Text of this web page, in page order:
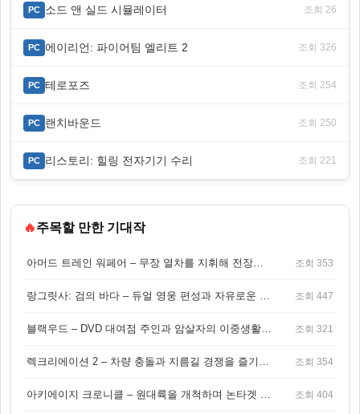
PC 소드 앤 실드 시뮬레이터 조회 26
PC 에이리언: 파이어팀 엘리트 2 조회 326
PC 테로포즈 조회 254
PC 랜치바운드 조회 250
PC 리스토리: 힐링 전자기기 수리 조회 221
🔥주목할 만한 기대작
아머드 트레인 워페어 – 무장 열차를 지휘해 전장을 돌파하는 생존 전투 게임 조회 353
랑그릿사: 검의 바다 – 듀얼 영웅 편성과 자유로운 탐험을 결합한 판타지 전략 RPG 조회 447
블랙우드 – DVD 대여점 주인과 암살자의 이중생활을 그린 3인칭 액션 스릴러 게임 조회 321
렉크리에이션 2 – 차량 충돌과 지름길 경쟁을 즐기는 오픈월드 아케이드 레이싱 게임 조회 354
아키에이지 크로니클 – 원대륙을 개척하며 논타겟 전투를 즐기는 오픈월드 MMORPG 조회 404